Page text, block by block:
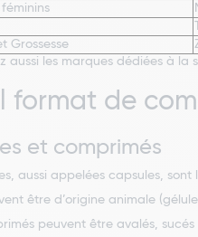
féminins
Grossesse
aussi les marques dédiées à
format de
et comprimés
aussi appelées capsules,
être d’origine animale
peuvent être avalés,